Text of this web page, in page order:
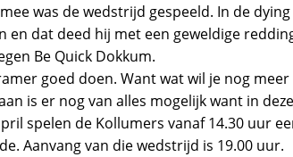
was de wedstrijd gespeeld. In de
dat deed hij met een geweldige
Be Quick Dokkum.
goed doen. Want wat wil je nog
is er nog van alles mogelijk want in
spelen de Kollumers vanaf 14.30 uur
Aanvang van die wedstrijd is 19.00 uur.